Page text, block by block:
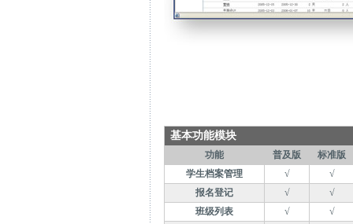
基本功能模块
功能 普及版
标准版
学生档案管理
√
√
报名登记
√
√
班级列表
√
√